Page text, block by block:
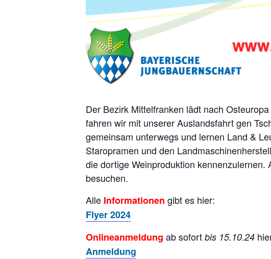
Der Bezirk Mittelfranken lädt nach
fahren wir mit unserer Auslandsfahrt gen
gemeinsam unterwegs und lernen Land &
Staropramen und den
die dortige Weinproduktion
besuchen.
Alle Informationen gibt es hier:
Flyer 2024
Onlineanmeldung ab sofort bis 15.10.24
Anmeldung